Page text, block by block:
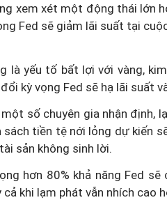
xem xét một động thái lớn
Fed sẽ giảm lãi suất tại
là yếu tố bất lợi với vàng,
kỳ vọng Fed sẽ hạ lãi suất
số chuyên gia nhận định,
sách tiền tệ nới lỏng dự kiến
sản không sinh lời.
hơn 80% khả năng Fed
khi lạm phát vẫn nhích cao